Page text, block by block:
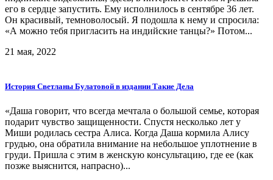
его в сердце запустить. Ему исполнилось в сентябре 36 лет.
Он красивый, темноволосый. Я подошла к нему и спросила:
«А можно тебя пригласить на индийские танцы?» Потом...
21 мая, 2022
История Светланы Булатовой в издании Такие Дела
«Даша говорит, что всегда мечтала о большой семье, которая
подарит чувство защищенности. Спустя несколько лет у
Миши родилась сестра Алиса. Когда Даша кормила Алису
грудью, она обратила внимание на небольшое уплотнение в
груди. Пришла с этим в женскую консультацию, где ее (как
позже выяснится, напрасно)...